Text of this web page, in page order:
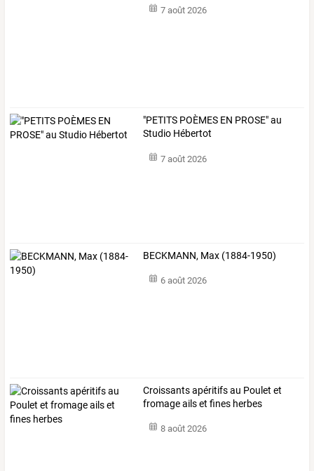
7 août 2026
"PETITS POÈMES EN PROSE" au
Studio Hébertot
7 août 2026
BECKMANN, Max (1884-1950)
6 août 2026
Croissants apéritifs au Poulet et
fromage ails et fines herbes
8 août 2026